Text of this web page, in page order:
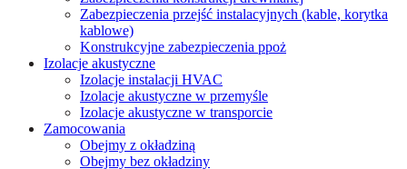
Zabezpieczenia przejść instalacyjnych (kable, korytka
kablowe)
Konstrukcyjne zabezpieczenia ppoż
Izolacje akustyczne
Izolacje instalacji HVAC
Izolacje akustyczne w przemyśle
Izolacje akustyczne w transporcie
Zamocowania
Obejmy z okładziną
Obejmy bez okładziny